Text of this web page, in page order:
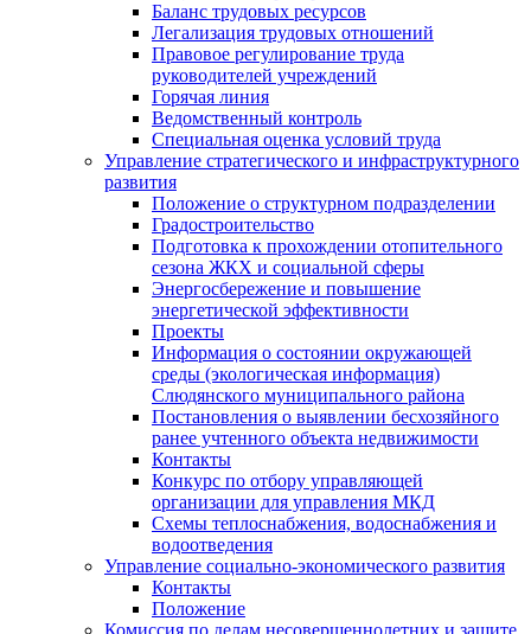
Баланс трудовых ресурсов
Легализация трудовых отношений
Правовое регулирование труда
руководителей учреждений
Горячая линия
Ведомственный контроль
Специальная оценка условий труда
Управление стратегического и инфраструктурного
развития
Положение о структурном подразделении
Градостроительство
Подготовка к прохождении отопительного
сезона ЖКХ и социальной сферы
Энергосбережение и повышение
энергетической эффективности
Проекты
Информация о состоянии окружающей
среды (экологическая информация)
Слюдянского муниципального района
Постановления о выявлении бесхозяйного
ранее учтенного объекта недвижимости
Контакты
Конкурс по отбору управляющей
организации для управления МКД
Схемы теплоснабжения, водоснабжения и
водоотведения
Управление социально-экономического развития
Контакты
Положение
Комиссия по делам несовершеннолетних и защите